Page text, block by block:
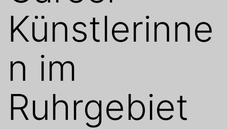
Künstlerinne
n im
Ruhrgebiet